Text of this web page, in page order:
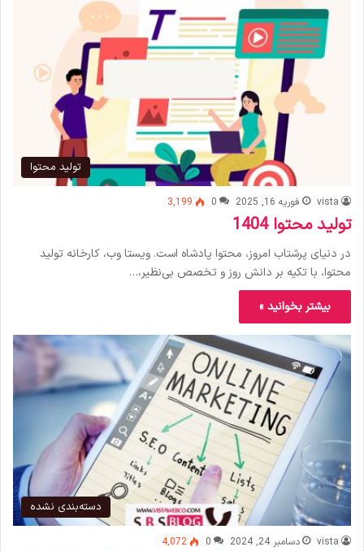
تولید محتوا
vista فوریه 16, 2025 0
3,199
تولید محتوا 1404
در دنیای پرشتاب امروز، محتوا پادشاه است. ویستا وب، کارخانه تولید
محتوا، با تکیه بر دانش روز و تخصص بی‌نظیر،…
بیشتر بخوانید »
دسته‌بندی نشده
vista دسامبر 24, 2024 0
4,072